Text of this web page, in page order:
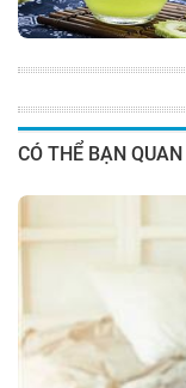
CÓ THỂ BẠN